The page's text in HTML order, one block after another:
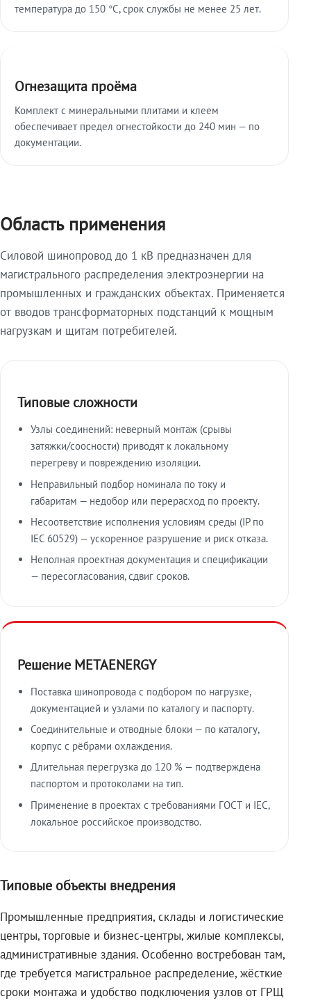
температура до 150 °C, срок службы не менее 25 лет.
Огнезащита проёма
Комплект с минеральными плитами и клеем
обеспечивает предел огнестойкости до 240 мин — по
документации.
Область применения
Силовой шинопровод до 1 кВ предназначен для
магистрального распределения электроэнергии на
промышленных и гражданских объектах. Применяется
от вводов трансформаторных подстанций к мощным
нагрузкам и щитам потребителей.
Типовые сложности
Узлы соединений: неверный монтаж (срывы
затяжки/соосности) приводят к локальному
перегреву и повреждению изоляции.
Неправильный подбор номинала по току и
габаритам — недобор или перерасход по проекту.
Несоответствие исполнения условиям среды (IP по
IEC 60529) — ускоренное разрушение и риск отказа.
Неполная проектная документация и спецификации
— пересогласования, сдвиг сроков.
Решение METAENERGY
Поставка шинопровода с подбором по нагрузке,
документацией и узлами по каталогу и паспорту.
Соединительные и отводные блоки — по каталогу,
корпус с рёбрами охлаждения.
Длительная перегрузка до 120 % — подтверждена
паспортом и протоколами на тип.
Применение в проектах с требованиями ГОСТ и IEC,
локальное российское производство.
Типовые объекты внедрения
Промышленные предприятия, склады и логистические
центры, торговые и бизнес-центры, жилые комплексы,
административные здания. Особенно востребован там,
где требуется магистральное распределение, жёсткие
сроки монтажа и удобство подключения узлов от ГРЩ